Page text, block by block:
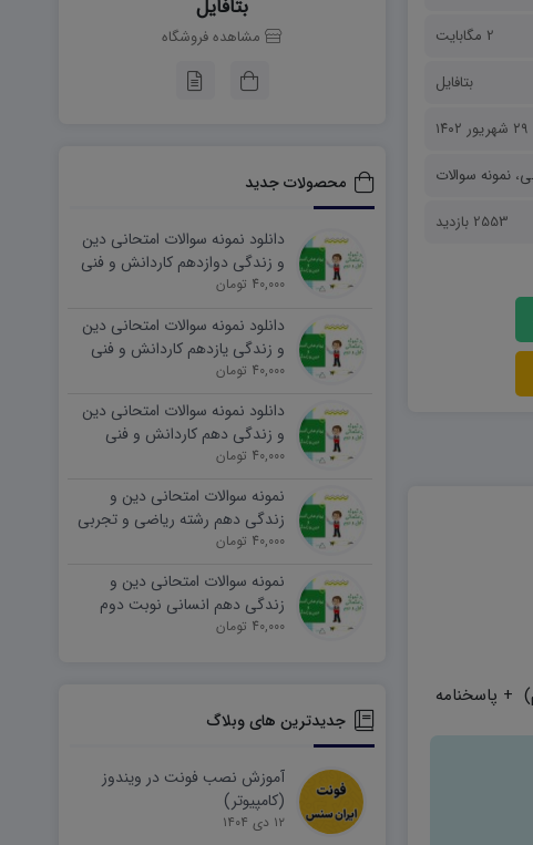
2 مگابایت
بتافایل
۲۹ شهریور ۱۴۰۲
،نمونه سوالات
2553 بازدید
بتافایل
مشاهده فروشگاه
محصولات جدید
دانلود نمونه سوالات امتحانی دین
و زندگی دوازدهم کاردانش و فنی
نوبت دوم ۱۴۰۵ word
40,000 تومان
دانلود نمونه سوالات امتحانی دین
و زندگی یازدهم کاردانش و فنی
نوبت دوم ۱۴۰۵ word
40,000 تومان
دانلود نمونه سوالات امتحانی دین
و زندگی دهم کاردانش و فنی
نوبت دوم ۱۴۰۵ word
40,000 تومان
نمونه سوالات امتحانی دین و
زندگی دهم رشته ریاضی و تجربی
نوبت دوم ۱۴۰۵ word
40,000 تومان
نمونه سوالات امتحانی دین و
زندگی دهم انسانی نوبت دوم
۱۴۰۵ word
40,000 تومان
جدیدترین های وبلاگ
آموزش نصب فونت در ویندوز
(کامپیوتر)
۱۲ دی ۱۴۰۴